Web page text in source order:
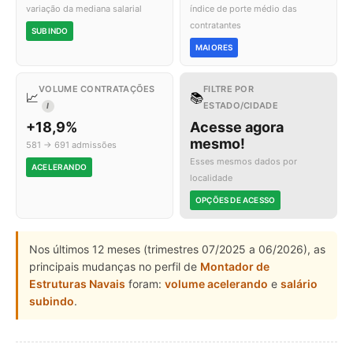
variação da mediana salarial
SUBINDO
índice de porte médio das
contratantes
MAIORES
📈
VOLUME CONTRATAÇÕES
I
+18,9%
581 → 691 admissões
ACELERANDO
📚
FILTRE POR
ESTADO/CIDADE
Acesse agora
mesmo!
Esses mesmos dados por
localidade
OPÇÕES DE ACESSO
Nos últimos 12 meses (trimestres 07/2025 a 06/2026), as
principais mudanças no perfil de Montador de
Estruturas Navais foram: volume acelerando e salário
subindo.